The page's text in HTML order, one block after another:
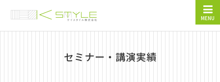
MENU
セミナー・講演実績